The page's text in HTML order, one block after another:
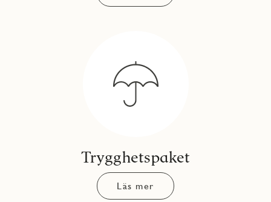
Trygghetspaket
Läs mer